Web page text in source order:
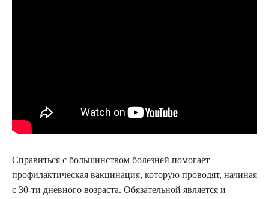
Справиться с большинством болезней помогает
профилактическая вакцинация, которую проводят, начиная
с 30-ти дневного возраста. Обязательной является и